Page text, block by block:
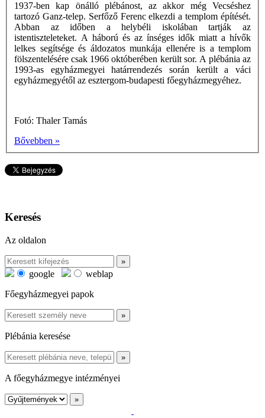
1937-ben kap önálló plébánost, az akkor még Vecséshez
tartozó Ganz-telep. Serfőző Ferenc elkezdi a templom építését.
Abban az időben a helybéli iskolában tartják az
istentiszteleteket. A háború és az ínséges idők miatt a hívők
lelkes segítsége és áldozatos munkája ellenére is a templom
fölszentelésére csak 1966 októberében került sor. A plébánia az
1993-as egyházmegyei határrendezés során került a váci
egyházmegyétől az esztergom-budapesti főegyházmegyéhez.
Fotó: Thaler Tamás
Bővebben »
Keresés
Az oldalon
google
weblap
Főegyházmegyei papok
Plébánia keresése
A főegyházmegye intézményei